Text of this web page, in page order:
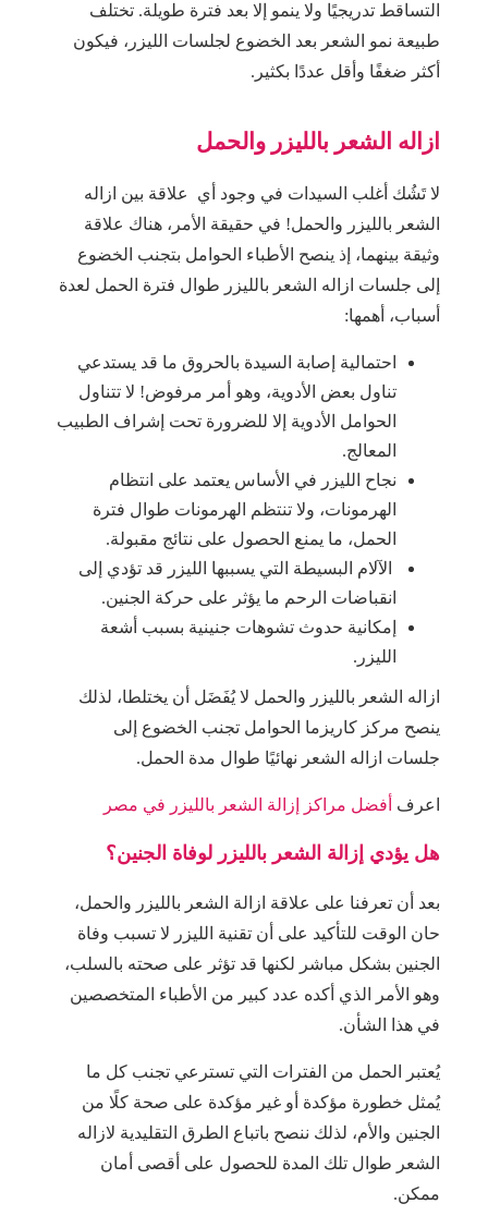
التساقط تدريجيًا ولا ينمو إلا بعد فترة طويلة. تختلف
طبيعة نمو الشعر بعد الخضوع لجلسات الليزر، فيكون
أكثر ضغفًا وأقل عددًا بكثير.
ازاله الشعر بالليزر والحمل
لا تَشُك أغلب السيدات في وجود أي علاقة بين ازاله
الشعر بالليزر والحمل! في حقيقة الأمر، هناك علاقة
وثيقة بينهما، إذ ينصح الأطباء الحوامل بتجنب الخضوع
إلى جلسات ازاله الشعر بالليزر طوال فترة الحمل لعدة
أسباب، أهمها:
احتمالية إصابة السيدة بالحروق ما قد يستدعي
تناول بعض الأدوية، وهو أمر مرفوض! لا تتناول
الحوامل الأدوية إلا للضرورة تحت إشراف الطبيب
المعالج.
نجاح الليزر في الأساس يعتمد على انتظام
الهرمونات، ولا تنتظم الهرمونات طوال فترة
الحمل، ما يمنع الحصول على نتائج مقبولة.
الآلام البسيطة التي يسببها الليزر قد تؤدي إلى
انقباضات الرحم ما يؤثر على حركة الجنين.
إمكانية حدوث تشوهات جنينية بسبب أشعة
الليزر.
ازاله الشعر بالليزر والحمل لا يُفَضَل أن يختلطا، لذلك
ينصح مركز كاريزما الحوامل تجنب الخضوع إلى
جلسات ازاله الشعر نهائيًا طوال مدة الحمل.
اعرف أفضل مراكز إزالة الشعر بالليزر في مصر
هل يؤدي إزالة الشعر بالليزر لوفاة الجنين؟
بعد أن تعرفنا على علاقة ازالة الشعر بالليزر والحمل،
حان الوقت للتأكيد على أن تقنية الليزر لا تسبب وفاة
الجنين بشكل مباشر لكنها قد تؤثر على صحته بالسلب،
وهو الأمر الذي أكده عدد كبير من الأطباء المتخصصين
في هذا الشأن.
يُعتبر الحمل من الفترات التي تسترعي تجنب كل ما
يُمثل خطورة مؤكدة أو غير مؤكدة على صحة كلًا من
الجنين والأم، لذلك ننصح باتباع الطرق التقليدية لازاله
الشعر طوال تلك المدة للحصول على أقصى أمان
ممكن.